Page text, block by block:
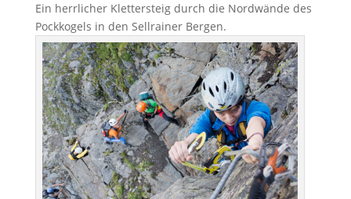
Ein herrlicher Klettersteig durch die Nordwände des
Pockkogels in den Sellrainer Bergen.